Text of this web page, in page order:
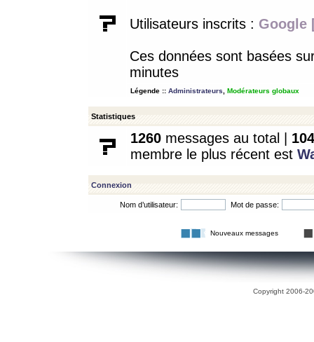
Utilisateurs inscrits : Google
Ces données sont basées
minutes
Légende :: Administrateurs Modérateurs globaux
Statistiques
1260 messages au total | 104
membre le plus récent est
Connexion
Nom d’utilisateur: Mot de passe:
Nouveaux messages
Copyright 2006-